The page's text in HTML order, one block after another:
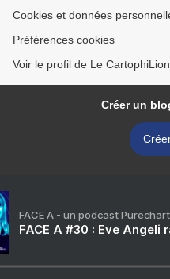
Cookies et données
Préférences cookies
Voir le profil de Le
Créer un
FACE A - un podcast
FACE A #30 : Eve